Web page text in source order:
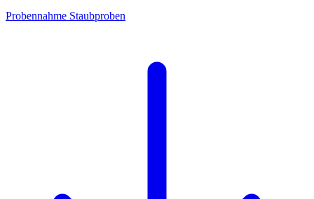
Probennahme Staubproben